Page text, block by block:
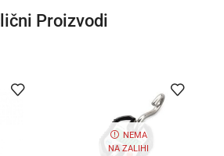
Proizvodi
NEMA
NA ZALIHI